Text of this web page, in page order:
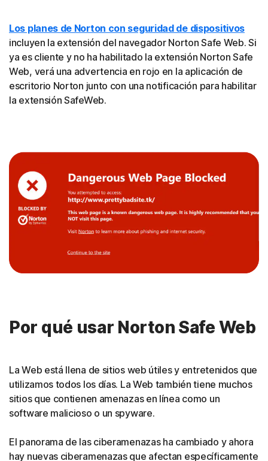
Los planes de Norton con seguridad de dispositivos
incluyen la extensión del navegador Norton Safe Web. Si
ya es cliente y no ha habilitado la extensión Norton Safe
Web, verá una advertencia en rojo en la aplicación de
escritorio Norton junto con una notificación para habilitar
la extensión SafeWeb.
Por qué usar Norton Safe Web
La Web está llena de sitios web útiles y entretenidos que
utilizamos todos los días. La Web también tiene muchos
sitios que contienen amenazas en línea como un
software malicioso o un spyware.
El panorama de las ciberamenazas ha cambiado y ahora
hay nuevas ciberamenazas que afectan específicamente